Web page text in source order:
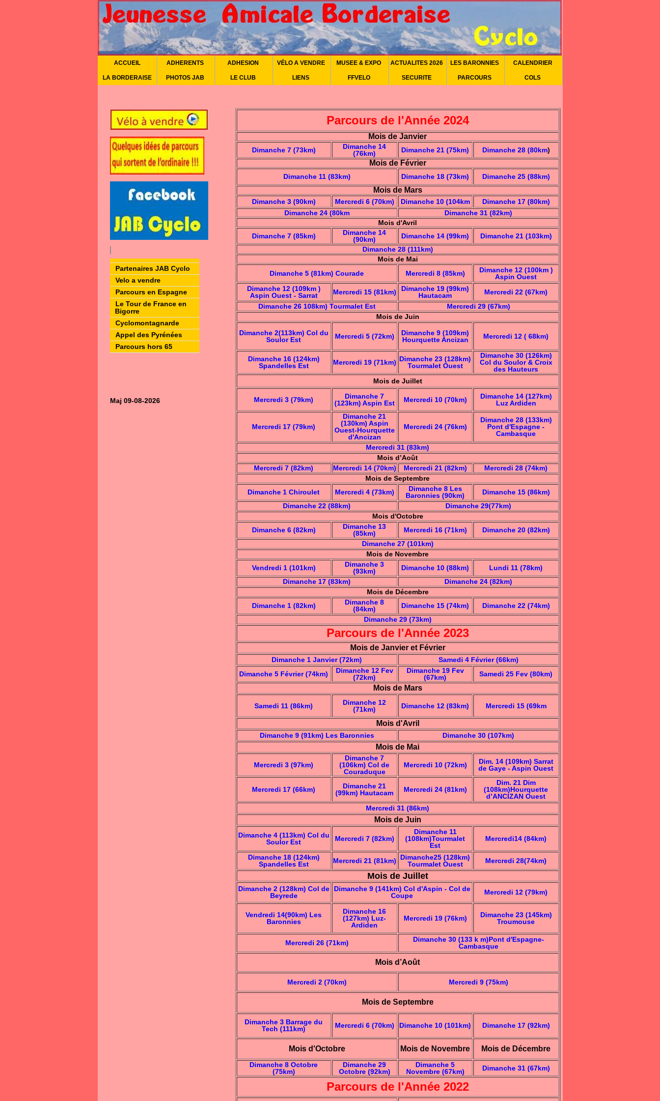
ACCUEIL ADHERENTS ADHESION VÉLO A VENDRE MUSEE & EXPO ACTUALITES 2026 LES BARONNIES CALENDRIER
LA BORDERAISE PHOTOS JAB LE CLUB LIENS FFVELO SECURITE PARCOURS COLS
Partenaires JAB Cyclo
Velo a vendre
Parcours en Espagne
Le Tour de France en
Bigorre
Cyclomontagnarde
Appel des Pyrénées
Parcours hors 65
Maj 09-08-2026
Parcours de l'Année 2024
Mois de Janvier
Dimanche 7 (73km)
Dimanche 14
(76km)
Dimanche 21 (75km) Dimanche 28 (80km)
Mois de Février
Dimanche 11 (83km) Dimanche 18 (73km) Dimanche 25 (88km)
Mois de Mars
Dimanche 3 (90km) Mercredi 6 (70km) Dimanche 10 (104km
Dimanche 17 (80km)
Dimanche 24 (80km
Dimanche 31 (82km)
Mois d'Avril
Dimanche 7 (85km)
Dimanche 14
(90km)
Dimanche 14 (99km)
Dimanche 21 (103km)
Dimanche 28 (111km)
Mois de Mai
Dimanche 5 (81km) Courade
Mercredi 8 (85km)
Dimanche 12 (100km )
Aspin Ouest
Dimanche 12 (109km )
Aspin Ouest - Sarrat
Mercredi 15 (81km)
Dimanche 19 (99km)
Hautacam
Mercredi 22 (67km)
Dimanche 26 108km) Tourmalet Est
Mercredi 29 (67km)
Mois de Juin
Dimanche 2(113km) Col du
Soulor Est
Mercredi 5 (72km)
Dimanche 9 (109km)
Hourquette Ancizan
Mercredi 12 ( 68km)
Dimanche 16 (124km)
Spandelles Est
Mercredi 19 (71km) Dimanche 23 (128km)
Tourmalet Ouest
Dimanche 30 (126km)
Col du Soulor & Croix
des Hauteurs
Mois de Juillet
Mercredi 3 (79km)
Dimanche 7
(123km) Aspin Est
Mercredi 10 (70km)
Dimanche 14 (127km)
Luz Ardiden
Mercredi 17 (79km)
Dimanche 21
(130km) Aspin
Ouest-Hourquette
d'Ancizan
Mercredi 24 (76km)
Dimanche 28 (133km)
Pont d'Espagne -
Cambasque
Mercredi 31 (83km)
Mois d’Août
Mercredi 7 (82km)
Mercredi 14 (70km) Mercredi 21 (82km)
Mercredi 28 (74km)
Mois de Septembre
Dimanche 1 Chiroulet
Mercredi 4 (73km)
Dimanche 8 Les
Baronnies (90km)
Dimanche 15 (86km)
Dimanche 22 (88km)
Dimanche 29(77km)
Mois d'Octobre
Dimanche 6 (82km)
Dimanche 13
(85km)
Mercredi 16 (71km)
Dimanche 20 (82km)
Dimanche 27 (101km)
Mois de Novembre
Vendredi 1 (101km)
Dimanche 3
(93km)
Dimanche 10 (88km)
Lundi 11 (78km)
Dimanche 17 (83km)
Dimanche 24 (82km)
Mois de Décembre
Dimanche 1 (82km)
Dimanche 8
(84km)
Dimanche 15 (74km)
Dimanche 22 (74km)
Dimanche 29 (73km)
Parcours de l'Année 2023
Mois de Janvier et Février
Dimanche 1 Janvier (72km)
Samedi 4 Février (66km)
Dimanche 5 Février (74km)
Dimanche 12 Fev
(72km)
Dimanche 19 Fev
(67km)
Samedi 25 Fev (80km)
Mois de Mars
Samedi 11 (86km)
Dimanche 12
(71km)
Dimanche 12 (83km) Mercredi 15 (69km
Mois d'Avril
Dimanche 9 (91km) Les Baronnies Dimanche 30 (107km)
Mois de Mai
Mercredi 3 (97km)
Dimanche 7
(106km) Col de
Couraduque
Mercredi 10 (72km)
Dim. 14 (109km) Sarrat
de Gaye - Aspin Ouest
Mercredi 17 (66km)
Dimanche 21
(99km) Hautacam
Mercredi 24 (81km)
Dim. 21 Dim
(108km)Hourquette
d’ANCIZAN Ouest
Mercredi 31 (86km)
Mois de Juin
Dimanche 4 (113km) Col du
Soulor Est
Mercredi 7 (82km)
Dimanche 11
(108km)Tourmalet
Est
Mercredi14 (84km)
Dimanche 18 (124km)
Spandelles Est
Mercredi 21 (81km)
Dimanche25 (128km)
Tourmalet Ouest
Mercredi 28(74km)
Mois de Juillet
Dimanche 2 (128km) Col de
Beyrede
Dimanche 9 (141km) Col d'Aspin - Col de
Coupe
Mercredi 12 (79km)
Vendredi 14(90km) Les
Baronnies
Dimanche 16
(127km) Luz-
Ardiden
Mercredi 19 (76km)
Dimanche 23 (145km)
Troumouse
Mercredi 26 (71km)
Dimanche 30 (133 k m)Pont d'Espagne-
Cambasque
Mois d’Août
Mercredi 2 (70km) Mercredi 9 (75km)
Mois de Septembre
Dimanche 3 Barrage du
Tech (111km)
Mercredi 6 (70km) Dimanche 10 (101km) Dimanche 17 (92km)
Mois d'Octobre Mois de Novembre Mois de Décembre
Dimanche 8 Octobre
(75km)
Dimanche 29
Octobre (92km)
Dimanche 5
Novembre (67km)
Dimanche 31 (67km)
Parcours de l'Année 2022